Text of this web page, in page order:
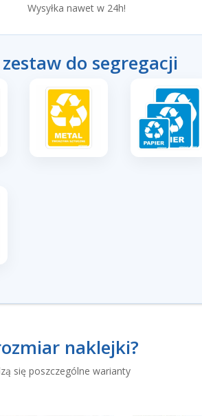
na
–
kolorowe
tło
Wysyłka nawet w 24h!
do segregacji
naklejki?
się poszczególne warianty